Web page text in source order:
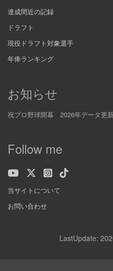
達成間近の記録
ドラフト
現役ドラフト対象選手
年俸ランキング
お知らせ
祝プロ野球開幕 2026年データ更
Follow me
当サイトについて
お問い合わせ
LastUpdate: